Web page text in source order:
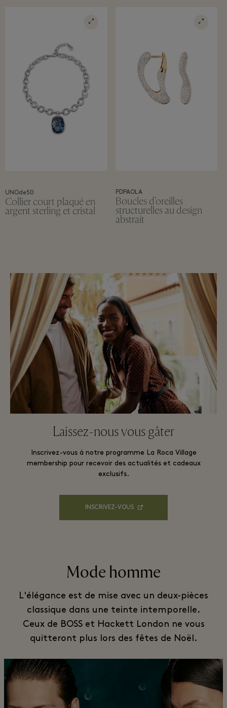
UNOde50
Collier court plaqué en
argent sterling et cristal
PDPAOLA
Boucles d’oreilles
structurelles au design
abstrait
Laissez-nous vous gâter
Inscrivez-vous à notre programme La Roca Village
membership pour recevoir des actualités et cadeaux
exclusifs.
INSCRIVEZ-VOUS
Mode homme
L'élégance est de mise avec un deux-pièces
classique dans une teinte intemporelle.
Ceux de BOSS et Hackett London ne vous
quitteront plus lors des fêtes de Noël.